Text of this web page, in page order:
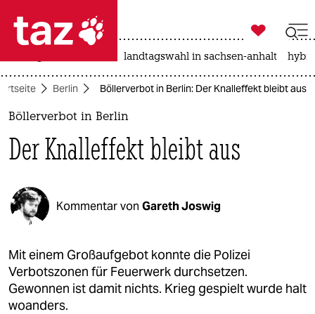
 taz zahl ich
taz zahl ich
politik
öko
gesellschaft
kultur
sport

taz zahl ich
landtagswahl in sachsen-anhalt
Berlin Böllerverbot in Berlin: Der Knalleffekt bleibt aus
Böllerverbot in Berlin
Der Knalleffekt bleibt aus
Kommentar von Gareth Joswig
Mit einem Großaufgebot konnte die Polizei
Verbotszonen für Feuerwerk durchsetzen.
Gewonnen ist damit nichts. Krieg gespielt wurde halt
woanders.